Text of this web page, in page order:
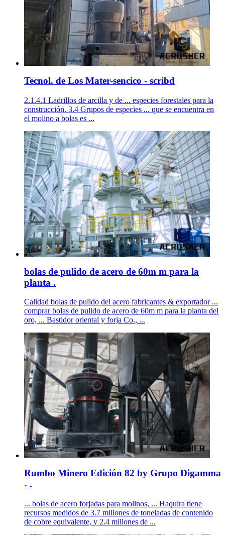
Tecnol. de Los Mater-sencico - scribd
2.1.4.1 Ladrillos de arcilla y de ... especies forestales para la
construcción. 3.4 Grupos de especies ... que se encuentra en
el molino a bolas es ...
bolas de pulido de acero de 60m m para la
planta .
Calidad bolas de pulido del acero fabricantes & exportador ...
comprar bolas de pulido de acero de 60m m para la planta del
oro, ... Bastidor oriental y forja Co., ...
Rumbo Minero Edición 82 by Grupo Digamma
- .
... bolas de acero forjadas para molinos, ... Haquira tiene
recursos medidos de 3.7 millones de toneladas de contenido
de cobre equivalente, y 2.4 millones de ...